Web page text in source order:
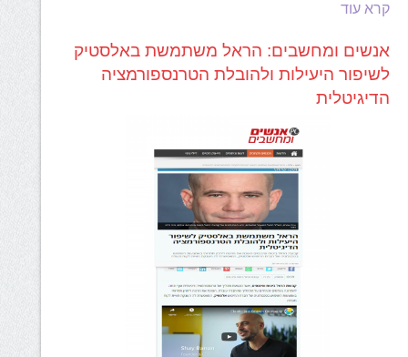
קרא עוד
אנשים ומחשבים: הראל משתמשת באלסטיק
לשיפור היעילות ולהובלת הטרנספורמציה
הדיגיטלית